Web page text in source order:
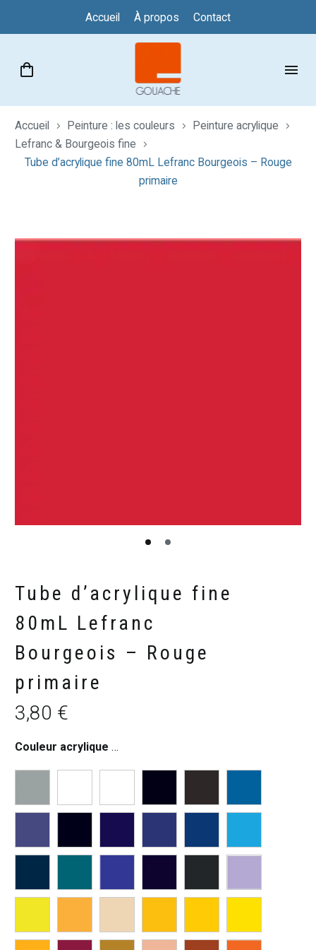
Accueil À propos Contact
Accueil Peinture : les couleurs
Peinture acrylique
Lefranc & Bourgeois fine
Tube d’acrylique fine 80mL Lefranc Bourgeois – Rouge
primaire
Tube d’acrylique fine
80mL Lefranc
Bourgeois – Rouge
primaire
3,80 €
Couleur acrylique fine